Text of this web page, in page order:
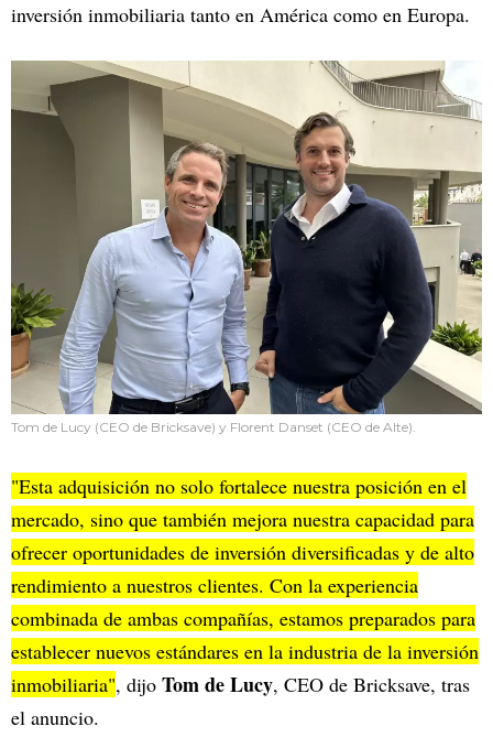
inversión inmobiliaria tanto en América como en Europa.
Tom de Lucy (CEO de Bricksave) y Florent Danset (CEO de Alte).
"Esta adquisición no solo fortalece nuestra posición en el
mercado, sino que también mejora nuestra capacidad para
ofrecer oportunidades de inversión diversificadas y de alto
rendimiento a nuestros clientes. Con la experiencia
combinada de ambas compañías, estamos preparados para
establecer nuevos estándares en la industria de la inversión
inmobiliaria", dijo Tom de Lucy, CEO de Bricksave, tras
el anuncio.